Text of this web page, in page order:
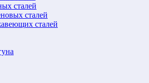
сталей
сталей
сталей